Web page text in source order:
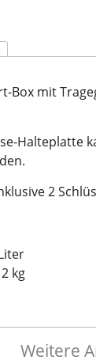
Box mit
Halteplatte
2
kg
Weitere